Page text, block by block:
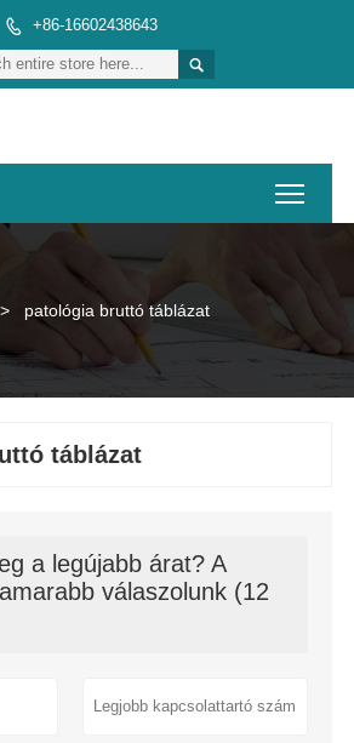
 +86-16602438643

> patológia bruttó táblázat
táblázat
a legújabb árat? A
válaszolunk (12